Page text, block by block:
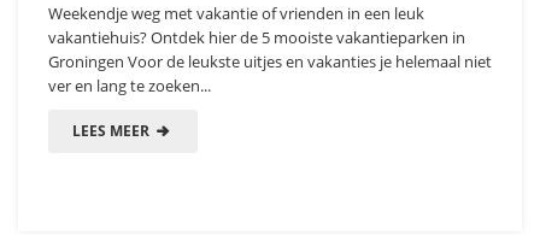
Weekendje weg met vakantie of vrienden in een leuk
vakantiehuis? Ontdek hier de 5 mooiste vakantieparken in
Groningen Voor de leukste uitjes en vakanties je helemaal niet
ver en lang te zoeken...
LEES MEER